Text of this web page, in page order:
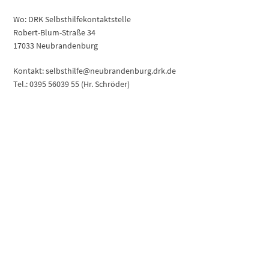
Wo: DRK Selbsthilfekontaktstelle
Robert-Blum-Straße 34
17033 Neubrandenburg
Kontakt: selbsthilfe@neubrandenburg.drk.de
Tel.: 0395 56039 55 (Hr. Schröder)